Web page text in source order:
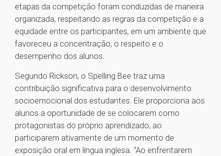
etapas da competição foram conduzidas de maneira
organizada, respeitando as regras da competição e a
equidade entre os participantes, em um ambiente que
favoreceu a concentração, o respeito e o
desempenho dos alunos.
Segundo Rickson, o Spelling Bee traz uma
contribuição significativa para o desenvolvimento
socioemocional dos estudantes. Ele proporciona aos
alunos a oportunidade de se colocarem como
protagonistas do próprio aprendizado, ao
participarem ativamente de um momento de
exposição oral em língua inglesa. “Ao enfrentarem